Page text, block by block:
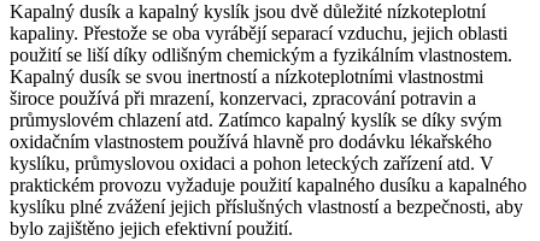
Kapalný dusík a kapalný kyslík jsou dvě důležité nízkoteplotní
kapaliny. Přestože se oba vyrábějí separací vzduchu, jejich oblasti
použití se liší díky odlišným chemickým a fyzikálním vlastnostem.
Kapalný dusík se svou inertností a nízkoteplotními vlastnostmi
široce používá při mrazení, konzervaci, zpracování potravin a
průmyslovém chlazení atd. Zatímco kapalný kyslík se díky svým
oxidačním vlastnostem používá hlavně pro dodávku lékařského
kyslíku, průmyslovou oxidaci a pohon leteckých zařízení atd. V
praktickém provozu vyžaduje použití kapalného dusíku a kapalného
kyslíku plné zvážení jejich příslušných vlastností a bezpečnosti, aby
bylo zajištěno jejich efektivní použití.